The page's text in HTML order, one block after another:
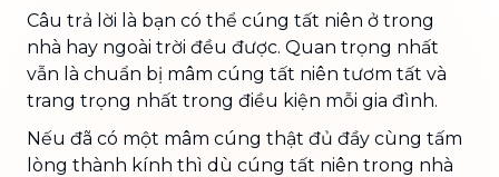
Câu trả lời là bạn có thể cúng tất niên ở trong
nhà hay ngoài trời đều được. Quan trọng nhất
vẫn là chuẩn bị mâm cúng tất niên tươm tất và
trang trọng nhất trong điều kiện mỗi gia đình.
Nếu đã có một mâm cúng thật đủ đầy cùng tấm
lòng thành kính thì dù cúng tất niên trong nhà